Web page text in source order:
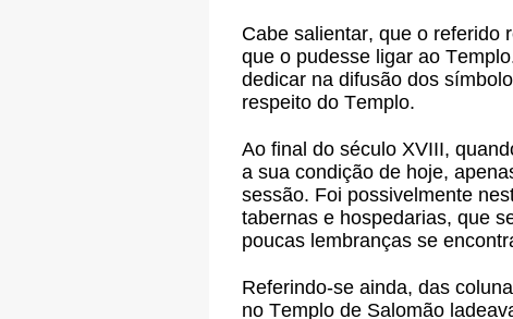
Cabe salientar, que o referido
que o pudesse ligar ao
dedicar na difusão dos
respeito do Templo.
Ao final do século XVIII,
a sua condição de hoje,
sessão. Foi possivelmente
tabernas e hospedarias, que
poucas lembranças se
Referindo-se ainda, das
no Templo de Salomão